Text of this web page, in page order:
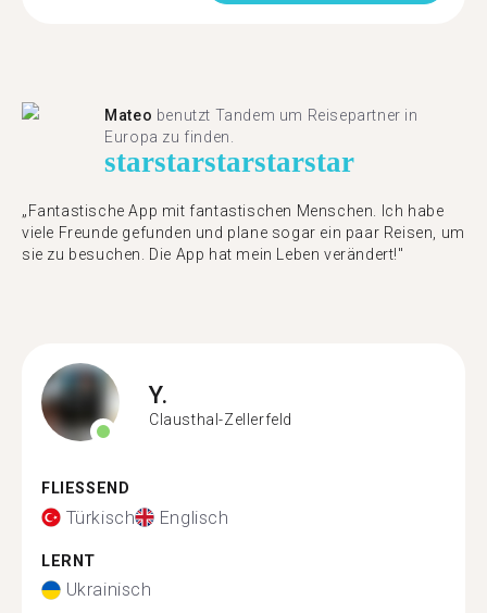
Mateo benutzt Tandem um Reisepartner in
Europa zu finden.
starstarstarstarstar
„Fantastische App mit fantastischen Menschen. Ich habe
viele Freunde gefunden und plane sogar ein paar Reisen, um
sie zu besuchen. Die App hat mein Leben verändert!"
Y.
Clausthal-Zellerfeld
FLIESSEND
Türkisch Englisch
LERNT
Ukrainisch